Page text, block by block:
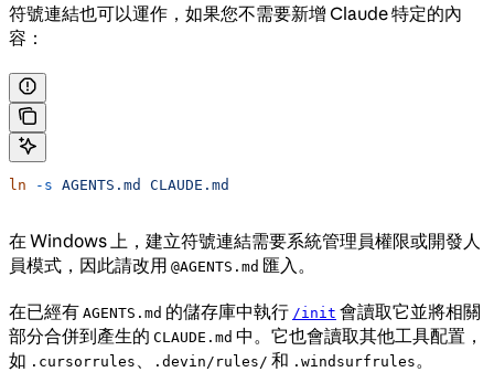
符號連結也可以運作，如果您不需要新增 Claude 特定的內
容：
ln -s AGENTS.md CLAUDE.md
在 Windows 上，建立符號連結需要系統管理員權限或開發人
員模式，因此請改用 @AGENTS.md 匯入。
在已經有 AGENTS.md 的儲存庫中執行 /init 會讀取它並將相關
部分合併到產生的 CLAUDE.md 中。它也會讀取其他工具配置，
如 .cursorrules .devin/rules/ 和 .windsurfrules 。